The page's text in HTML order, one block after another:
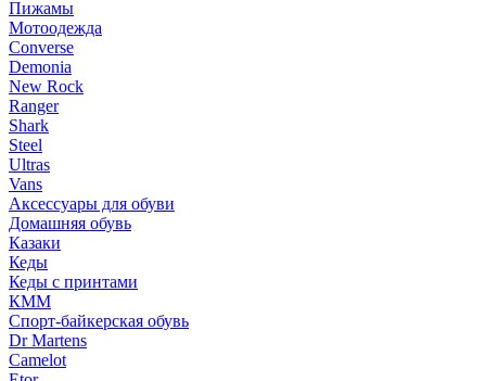
Пижамы
Мотоодежда
Converse
Demonia
New Rock
Ranger
Shark
Steel
Ultras
Vans
Аксессуары для обуви
Домашняя обувь
Казаки
Кеды
Кеды с принтами
КММ
Спорт-байкерская обувь
Dr Martens
Camelot